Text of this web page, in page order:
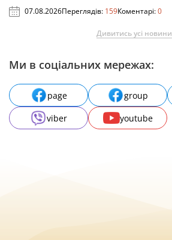
07.08.2026Переглядів: 159Коментарі:0
Дивитись усі новини
Ми в соціальних мережах:
page group
viber
youtube